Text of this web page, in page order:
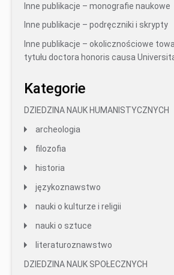
Inne publikacje – monografie naukowe
Inne publikacje – podręczniki i skrypty
Inne publikacje – okolicznościowe
tytułu doctora honoris causa
Kategorie
DZIEDZINA NAUK HUMANISTYCZNYCH
archeologia
filozofia
historia
językoznawstwo
nauki o kulturze i religii
nauki o sztuce
literaturoznawstwo
DZIEDZINA NAUK SPOŁECZNYCH